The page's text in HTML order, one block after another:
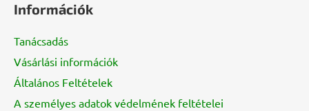
Információk
Tanácsadás
Vásárlási információk
Általános Feltételek
A személyes adatok védelmének feltételei